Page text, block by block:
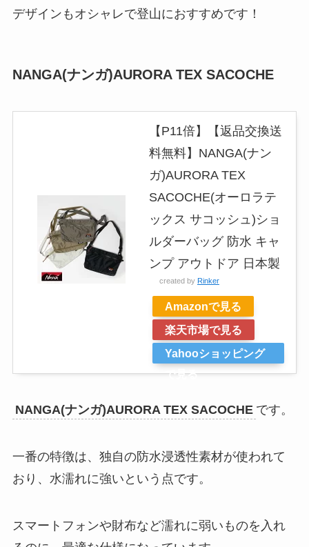
デザインもオシャレで登山におすすめです！
NANGA(ナンガ)AURORA TEX SACOCHE
【P11倍】【返品交換送
料無料】NANGA(ナン
ガ)AURORA TEX
SACOCHE(オーロラテ
ックス サコッシュ)ショ
ルダーバッグ 防水 キャ
ンプ アウトドア 日本製
created by Rinker
Amazonで見る
楽天市場で見る
Yahooショッピング
で見る
NANGA(ナンガ)AURORA TEX SACOCHE です。
一番の特徴は、独自の防水浸透性素材が使われて
おり、水濡れに強いという点です。
スマートフォンや財布など濡れに弱いものを入れ